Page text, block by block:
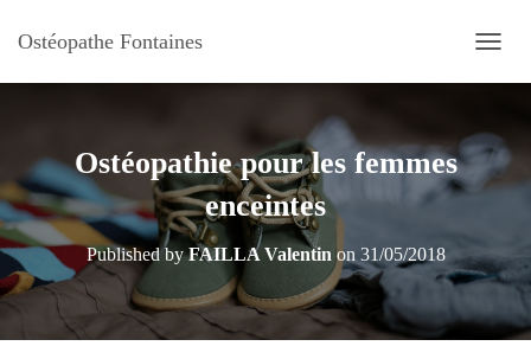
Ostéopathe Fontaines
U
I
R
R
M
R
Ostéopathie pour les femmes
enceintes
Published byFAILLA Valentin on 31/05/2018